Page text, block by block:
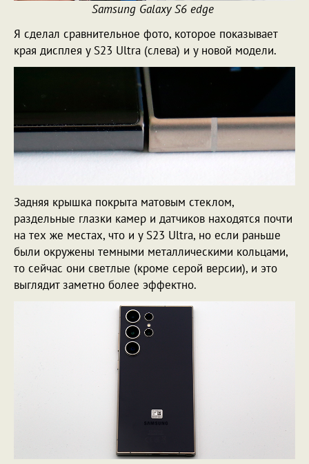
Samsung Galaxy S6 edge
Я сделал сравнительное фото, которое показывает
края дисплея у S23 Ultra (слева) и у новой модели.
Задняя крышка покрыта матовым стеклом,
раздельные глазки камер и датчиков находятся почти
на тех же местах, что и у S23 Ultra, но если раньше
были окружены темными металлическими кольцами,
то сейчас они светлые (кроме серой версии), и это
выглядит заметно более эффектно.